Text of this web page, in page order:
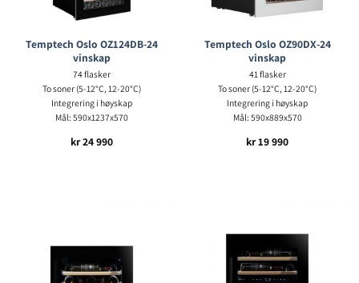
Temptech Oslo OZ124DB-24
vinskap
74 flasker
To soner (5-12°C, 12-20°C)
Integrering i høyskap
Mål: 590x1237x570
kr24 990
Temptech Oslo OZ90DX-24
vinskap
41 flasker
To soner (5-12°C, 12-20°C)
Integrering i høyskap
Mål: 590x889x570
kr19 990